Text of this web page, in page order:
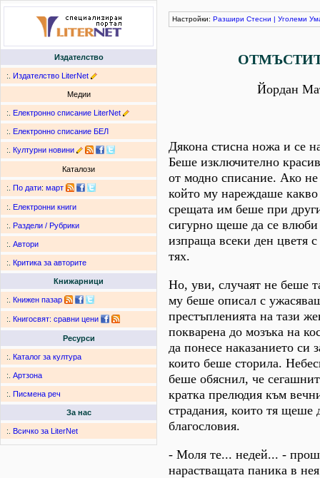
Издателство
:. Издателство LiterNet
Медии
:. Електронно списание LiterNet
:. Електронно списание БЕЛ
:. Културни новини
Каталози
:. По дати: март
:. Електронни книги
:. Раздели / Рубрики
:. Автори
:. Критика за авторите
Книжарници
:. Книжен пазар
:. Книгосвят: сравни цени
Ресурси
:. Каталог за култура
:. Артзона
:. Писмена реч
За нас
:. Всичко за LiterNet
Настройки: Разшири Стесни | Уголеми
Йордан
Дякона стисна ножа и се
Беше изключително
от модно списание. Ако не
който му нареждаше
срещата им беше при
сигурно щеше да се
изпраща всеки ден цветя
тях.
Но, уви, случаят не беше
му беше описал с
престъпленията на тази
покварена до мозъка на
да понесе наказанието си
които беше сторила.
беше обяснил, че
кратка прелюдия към
страдания, които тя щеше
благословия.
- Моля те... недей... -
нарастващата паника в